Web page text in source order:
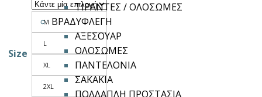
ΤΙΡΑΝΤΕΣ / ΟΛΟΣΩΜΕΣ
ΒΡΑΔΥΦΛΕΓΗ
ΑΞΕΣΟΥΑΡ
ΟΛΟΣΩΜΕΣ
ΠΑΝΤΕΛΟΝΙΑ
ΣΑΚΑΚΙΑ
ΠΟΛΛΑΠΛΗ ΠΡΟΣΤΑΣΙΑ
Size
M
L
XL
2XL